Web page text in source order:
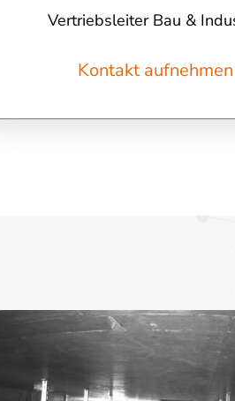
Vertriebsleiter Bau &
Kontakt aufnehmen